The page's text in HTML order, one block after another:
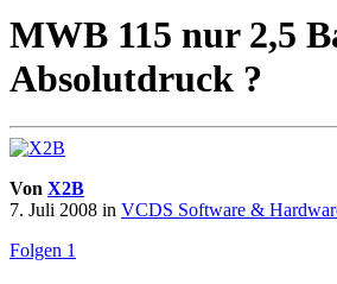
MWB 115 nur 2,5
Absolutdruck ?
Von X2B
7. Juli 2008 in VCDS Software &
Folgen 1